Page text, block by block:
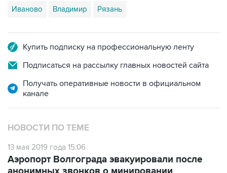
Иваново Владимир Рязань
Купить подписку на профессиональную ленту
Подписаться на рассылку главных новостей сайта
Получать оперативные новости в официальном
канале
НОВОСТИ ПО ТЕМЕ
13 мая 2019 года 15:06
Аэропорт Волгограда эвакуировали после